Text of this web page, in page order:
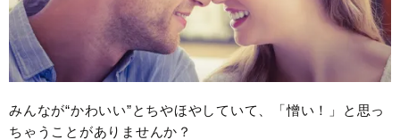
みんなが“かわいい”とちやほやしていて、「憎い！」と思っ
ちゃうことがありませんか？